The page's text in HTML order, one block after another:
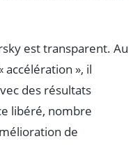
est transparent. Au
», il
des résultats
libéré, nombre
de